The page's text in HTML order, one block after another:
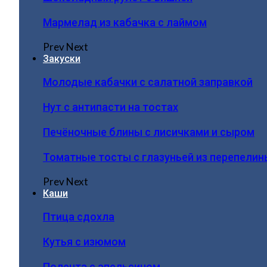
Мармелад из кабачка с лаймом
PrevNext
Закуски
Молодые кабачки с салатной заправкой
Нут с антипасти на тостах
Печёночные блины с лисичками и сыром
Томатные тосты с глазуньей из
PrevNext
Каши
Птица сдохла
Кутья с изюмом